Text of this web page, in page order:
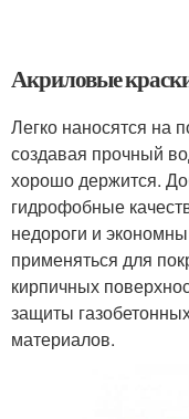
Акриловые
Легко наносятся на
создавая прочный
хорошо держится.
гидрофобные
недороги и
применяться для
кирпичных
защиты
материалов.